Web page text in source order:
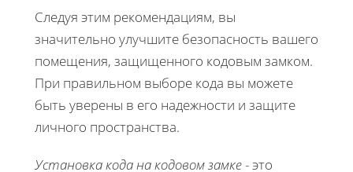
Следуя этим рекомендациям, вы
значительно улучшите безопасность вашего
помещения, защищенного кодовым замком.
При правильном выборе кода вы можете
быть уверены в его надежности и защите
личного пространства.
Установка кода на кодовом замке- это